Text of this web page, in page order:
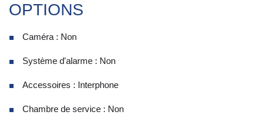
OPTIONS
Caméra : Non
Système d'alarme : Non
Accessoires : Interphone
Chambre de service : Non